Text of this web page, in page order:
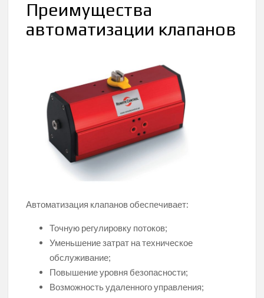
Преимущества
автоматизации клапанов
Автоматизация клапанов обеспечивает:
Точную регулировку потоков;
Уменьшение затрат на техническое
обслуживание;
Повышение уровня безопасности;
Возможность удаленного управления;